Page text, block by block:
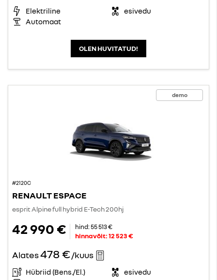
Elektriline
esivedu
Automaat
OLEN HUVITATUD!
demo
#2120C
RENAULT ESPACE
esprit Alpine full hybrid E-Tech 200hj
42 990 € hind:55 513 €
hinnavõit:12 523 €
Alates478 €/kuus
Hübriid (Bens./El.)
esivedu